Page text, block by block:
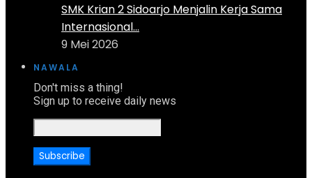
SMK Krian 2 Sidoarjo Menjalin Kerja Sama
Internasional...
9 Mei 2026
NAWALA
Don't miss a thing!
Sign up to receive daily news